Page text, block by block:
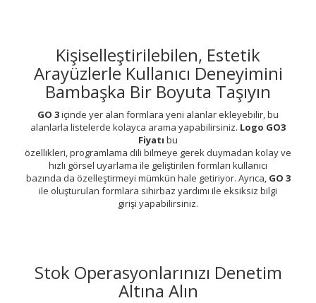
Kişiselleştirilebilen, Estetik
Arayüzlerle Kullanıcı Deneyimini
Bambaşka Bir Boyuta Taşıyın
GO 3içinde yer alan formlara yeni alanlar ekleyebilir, bu
alanlarla listelerde kolayca arama yapabilirsiniz. Logo GO3
Fiyatı bu
özellikleri, programlama dili bilmeye gerek duymadan kolay ve
hızlı görsel uyarlama ile geliştirilen formları kullanıcı
bazında da özelleştirmeyi mümkün hale getiriyor. Ayrıca, GO 3
ile oluşturulan formlara sihirbaz yardımı ile eksiksiz bilgi
girişi yapabilirsiniz.
Stok Operasyonlarınızı Denetim
Altına Alın